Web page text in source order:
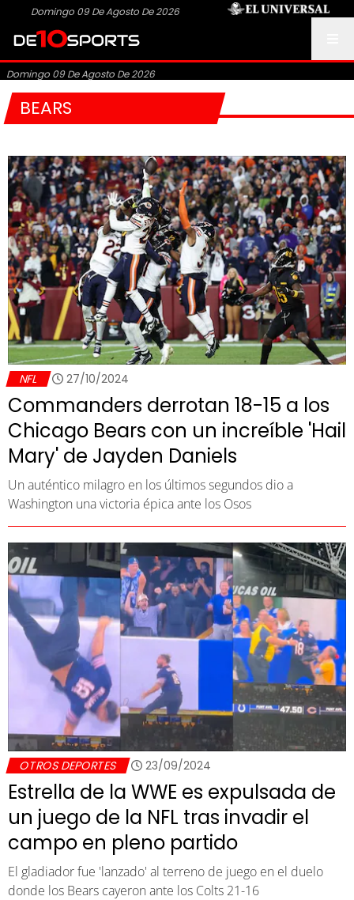
Domingo 09 De Agosto De 2026
Domingo 09 De Agosto De 2026
BEARS
NFL 27/10/2024
Commanders derrotan 18-15 a los
Chicago Bears con un increíble 'Hail
Mary' de Jayden Daniels
Un auténtico milagro en los últimos segundos dio a
Washington una victoria épica ante los Osos
OTROS DEPORTES 23/09/2024
Estrella de la WWE es expulsada de
un juego de la NFL tras invadir el
campo en pleno partido
El gladiador fue 'lanzado' al terreno de juego en el duelo
donde los Bears cayeron ante los Colts 21-16